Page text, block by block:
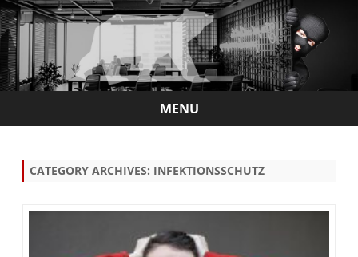
MENU
CATEGORY ARCHIVES: INFEKTIONSSCHUTZ